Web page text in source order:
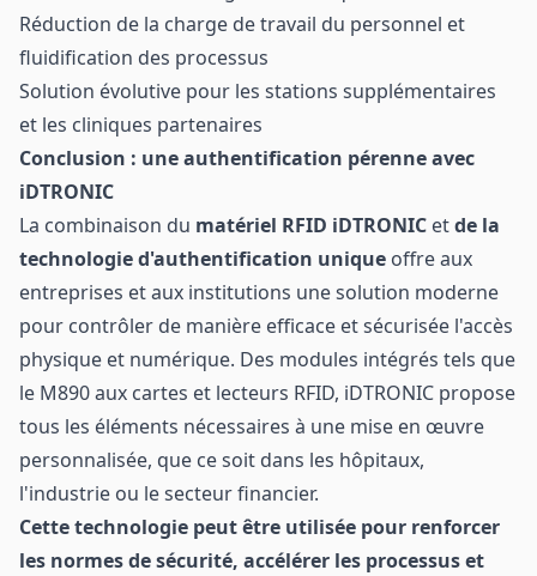
Réduction de la charge de travail du personnel et
fluidification des processus
Solution évolutive pour les stations supplémentaires
et les cliniques partenaires
Conclusion : une authentification pérenne avec
iDTRONIC
La combinaison du matériel RFID iDTRONIC etde la
technologie d'authentification unique offre aux
entreprises et aux institutions une solution moderne
pour contrôler de manière efficace et sécurisée l'accès
physique et numérique. Des modules intégrés tels que
le M890 aux cartes et lecteurs RFID, iDTRONIC propose
tous les éléments nécessaires à une mise en œuvre
personnalisée, que ce soit dans les hôpitaux,
l'industrie ou le secteur financier.
Cette technologie peut être utilisée pour renforcer
les normes de sécurité, accélérer les processus et